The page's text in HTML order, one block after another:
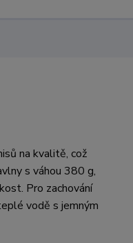
na kvalitě, což
s váhou 380 g,
Pro zachování
vodě s jemným